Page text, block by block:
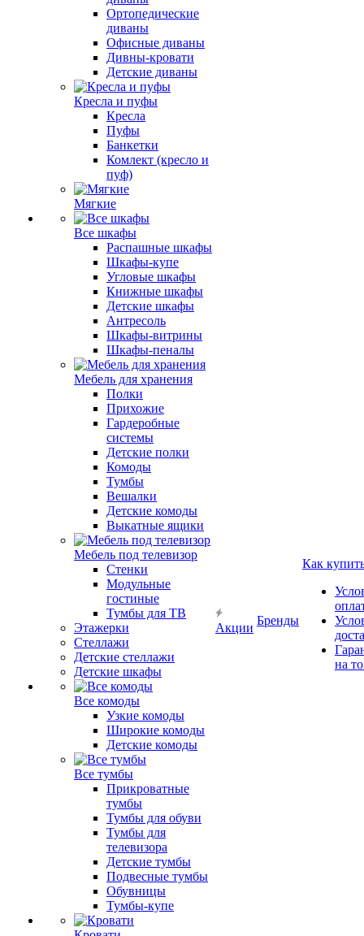
Ортопедические
диваны
Офисные диваны
Дивны-кровати
Детские диваны
Кресла и пуфы
Кресла
Пуфы
Банкетки
Комлект (кресло и
пуф)
Мягкие
Все шкафы
Распашные шкафы
Шкафы-купе
Угловые шкафы
Книжные шкафы
Детские шкафы
Антресоль
Шкафы-витрины
Шкафы-пеналы
Мебель для хранения
Полки
Прихожие
Гардеробные
системы
Детские полки
Комоды
Тумбы
Вешалки
Детские комоды
Выкатные ящики
Мебель под телевизор
Стенки
Модульные
гостиные
Тумбы для ТВ
Этажерки
Стеллажи
Детские стеллажи
Детские шкафы
Все комоды
Узкие комоды
Широкие комоды
Детские комоды
Все тумбы
Прикроватные
тумбы
Тумбы для обуви
Тумбы для
телевизора
Детские тумбы
Подвесные тумбы
Обувницы
Тумбы-купе
Акции
Бренды
Как
на